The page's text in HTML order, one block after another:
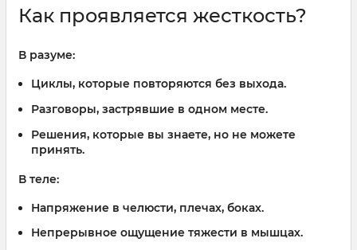
Как проявляется жесткость?
В разуме:
Циклы, которые повторяются без выхода.
Разговоры, застрявшие в одном месте.
Решения, которые вы знаете, но не можете
принять.
В теле:
Напряжение в челюсти, плечах, боках.
Непрерывное ощущение тяжести в мышцах.